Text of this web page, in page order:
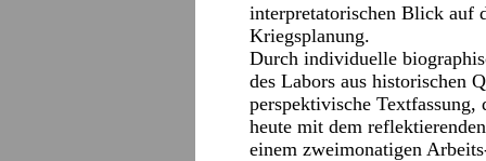
interpretatorischen Blick auf
Kriegsplanung.
Durch individuelle
des Labors aus historischen
perspektivische
heute mit dem
einem zweimonatigen